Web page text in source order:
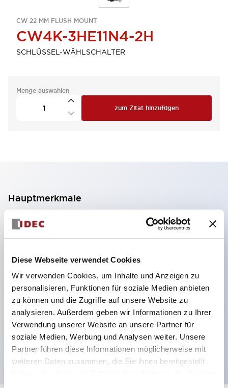
Diese Webseite verwendet Cookies
Wir verwenden Cookies, um Inhalte und Anzeigen zu
personalisieren, Funktionen für soziale Medien anbieten
zu können und die Zugriffe auf unsere Website zu
analysieren. Außerdem geben wir Informationen zu Ihrer
Verwendung unserer Website an unsere Partner für
soziale Medien, Werbung und Analysen weiter. Unsere
Partner führen diese Informationen möglicherweise mit
weiteren Daten zusammen, die Sie ihnen bereitgestellt
CW 22 MM FLUSH MOUNT
CW4K-3HE11N4-2H
SCHLÜSSEL-WÄHLSCHALTER
Menge auswählen
zum Zitat hinzufügen
Hauptmerkmale
2-Kontakt-Block mit 2 Stufen, ermöglicht eine 4-
Kontakt-Konfiguration (Gewährleistung der
Isolierung zwischen den 2 Kontakten).
59,9 mm (※ 22-stufiger Kontaktblock).
Platzsparendes Design möglich.
Sicherheitsstruktur der 3. Generation: 2-Aktions-
Freisetzung, integrierter Schutz, IP20-
Fingerschutzstruktur